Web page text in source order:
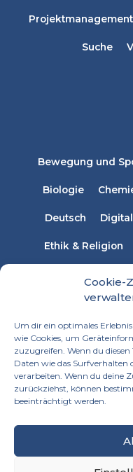
Cookie-
Um dir ein optimales
wie Cookies, um
zuzugreifen. Wenn du
Daten wie das Surfverhalten
verarbeiten. Wenn du deine
zurückziehst, können
beeinträchtigt werden.
Projektmanagement
Suche
Bewegung und
Biologie
Deutsch
Ethik & Religion
Musikerziehung
Russisch